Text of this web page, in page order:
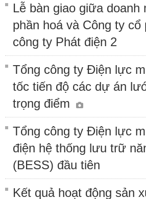
Lễ bàn giao giữa doanh
phần hoá và Công ty cổ
công ty Phát điện 2
Tổng công ty Điện lực
tốc tiến độ các dự án
trọng điểm
Tổng công ty Điện lực
điện hệ thống lưu trữ
(BESS) đầu tiên
Kết quả hoạt động sản